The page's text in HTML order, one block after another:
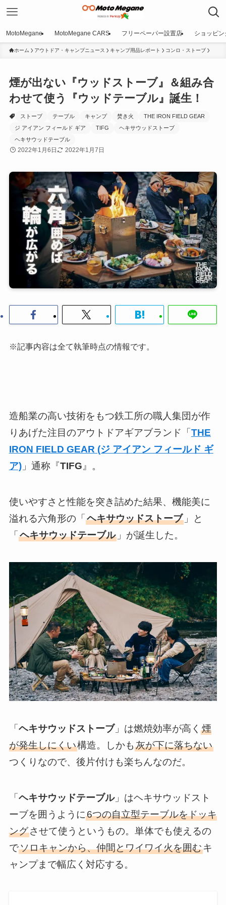
MotoMegane MotoMegane CARS フリーペーパー設置店 ショッピン
ホーム アウトドア・キャンプニュース キャンプ用品レポート コンロ・ストーブ
煙が出ない『ウッドストーブ』＆組み合
わせて使う『ウッドテーブル』誕生！
ストーブ テーブル キャンプ 焚き火
THE IRON FIELD GEAR
ジ アイアン フィールド ギア
TIFG
ヘキサウッドストーブ
ヘキサウッドテーブル
2022年1月6日 2022年1月7日
※記事内容は全て執筆時点の情報です。
造船業の高い技術をもつ鉄工所の職人集団が作
りあげた注目のアウトドアギアブランド「 THE
IRON FIELD GEAR (ジ アイアン フィールド ギ
ア)」通称『TIFG』。
使いやすさと性能を突き詰めた結果、機能美に
溢れる六角形の「 ヘキサウッドストーブ」と
「 ヘキサウッドテーブル」が誕生した。
「 ヘキサウッドストーブ」は燃焼効率が高く 煙
が発生しにくい構造。しかも 灰が下に落ちない
つくりなので、後片付けも楽ちんなのだ。
「ヘキサウッドテーブル」はヘキサウッドスト
ーブを囲うように6つの自立型テーブルをドッキ
ングさせて使うというもの。単体でも使えるの
でソロキャンから、仲間とワイワイ火を囲むキ
ャンプまで幅広く対応する。